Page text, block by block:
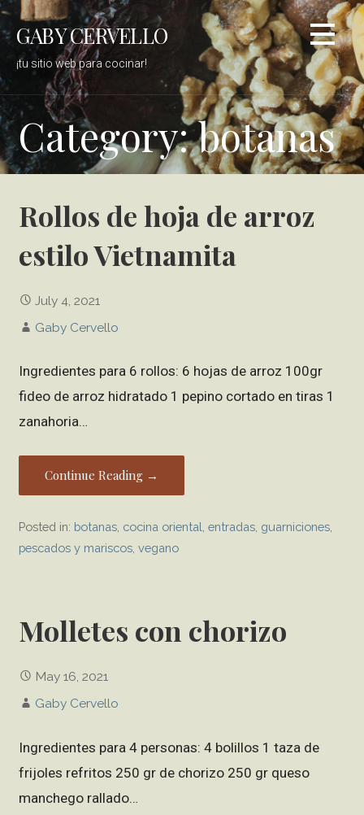
S
k
t
o
c
o
n
GABY CERVELLO
¡tu sitio web para cocinar!
Category: botanas
Rollos de hoja de arroz
estilo Vietnamita
July 4, 2021
Gaby Cervello
Ingredientes para 6 rollos: 6 hojas de arroz 100gr
fideo de arroz hidratado 1 pepino cortado en tiras 1
zanahoria…
Continue Reading →
Posted in: botanas cocina oriental ,entradas guarniciones
pescados y mariscos ,vegano
Molletes con chorizo
May 16, 2021
Gaby Cervello
Ingredientes para 4 personas: 4 bolillos 1 taza de
frijoles refritos 250 gr de chorizo 250 gr queso
manchego rallado…